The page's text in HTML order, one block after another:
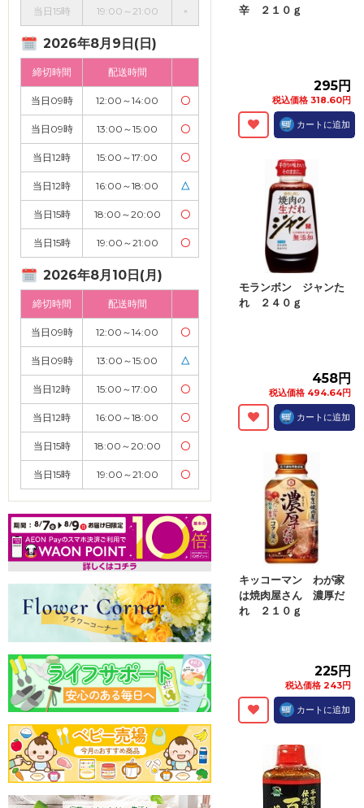
当日15時 19:00～21:00 ×
2026年8月9日(日)
締切時間 配送時間
当日09時 12:00～14:00 〇
当日09時 13:00～15:00 〇
当日12時 15:00～17:00 〇
当日12時 16:00～18:00 △
当日15時 18:00～20:00 〇
当日15時 19:00～21:00 〇
2026年8月10日(月)
締切時間 配送時間
当日09時 12:00～14:00 〇
当日09時 13:00～15:00 △
当日12時 15:00～17:00 〇
当日12時 16:00～18:00 〇
当日15時 18:00～20:00 〇
当日15時 19:00～21:00 〇
辛 ２１０ｇ
295円
税込価格 318.60円
カートに追加
モランボン ジャンた
れ ２４０ｇ
458円
税込価格 494.64円
カートに追加
キッコーマン わが家
は焼肉屋さん 濃厚だ
れ ２１０ｇ
225円
税込価格 243円
カートに追加